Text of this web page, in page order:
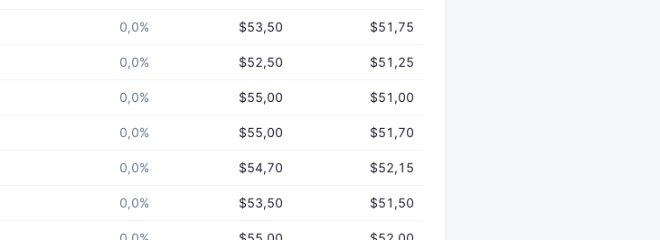
0,0% $53,50 $51,75
0,0% $52,50 $51,25
0,0% $55,00 $51,00
0,0% $55,00 $51,70
0,0% $54,70 $52,15
0,0% $53,50 $51,50